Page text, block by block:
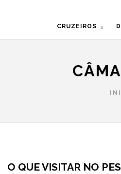
CRUZEIROS
O QUE VISITAR NO